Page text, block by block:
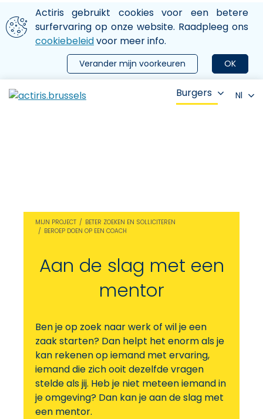
Aller au contenu principal
We gebruiken cookies
Actiris gebruikt cookies voor een betere
surfervaring op onze website. Raadpleeg ons
cookiebeleidvoor meer info.
OK
Verander mijn voorkeuren
le menu
Burgers Nl
MIJN PROJECT
BETER ZOEKEN EN SOLLICITEREN
BEROEP DOEN OP EEN COACH
Aan de slag met een
mentor
Ben je op zoek naar werk of wil je een
zaak starten? Dan helpt het enorm als je
kan rekenen op iemand met ervaring,
iemand die zich ooit dezelfde vragen
stelde als jij. Heb je niet meteen iemand in
je omgeving? Dan kan je aan de slag met
een mentor.